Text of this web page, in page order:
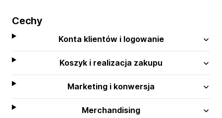
Cechy
Konta klientów i logowanie
Koszyk i realizacja zakupu
Marketing i konwersja
Merchandising